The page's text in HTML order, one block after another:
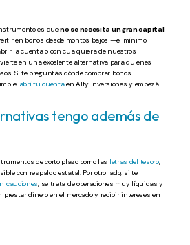
es queno se necesita un gran capital
en bonos desde montos bajos —el mínimo
la cuenta o con cualquiera de nuestros
en una excelente alternativa para quienes
Si te preguntás dónde comprar bonos
abrí tu cuentaen Alfy Inversiones y empezá
tengo además de
de corto plazo como las letras del tesoro,
con respaldo estatal. Por otro lado, si te
cauciones, se trata de operaciones muy líquidas y
prestar dinero en el mercado y recibir intereses en